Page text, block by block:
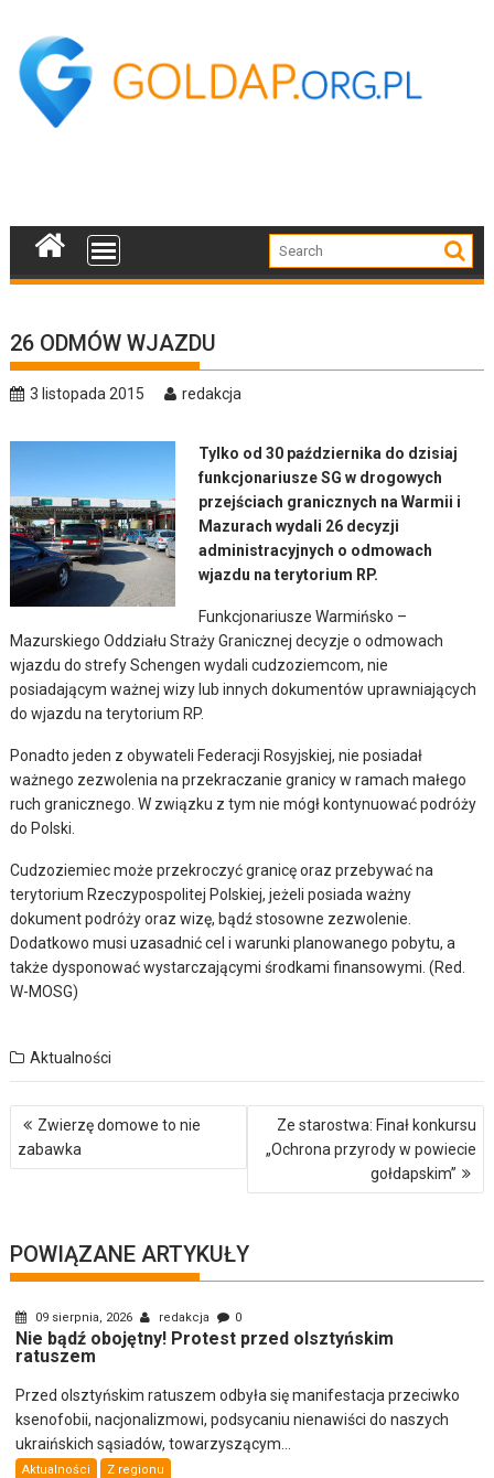
content
26 ODMÓW WJAZDU
3 listopada 2015 redakcja
Tylko od 30 października do dzisiaj
funkcjonariusze SG w drogowych
przejściach granicznych na Warmii i
Mazurach wydali 26 decyzji
administracyjnych o odmowach
wjazdu na terytorium RP.
Funkcjonariusze Warmińsko –
Mazurskiego Oddziału Straży Granicznej decyzje o odmowach
wjazdu do strefy Schengen wydali cudzoziemcom, nie
posiadającym ważnej wizy lub innych dokumentów uprawniających
do wjazdu na terytorium RP.
Ponadto jeden z obywateli Federacji Rosyjskiej, nie posiadał
ważnego zezwolenia na przekraczanie granicy w ramach małego
ruch granicznego. W związku z tym nie mógł kontynuować podróży
do Polski.
Cudzoziemiec może przekroczyć granicę oraz przebywać na
terytorium Rzeczypospolitej Polskiej, jeżeli posiada ważny
dokument podróży oraz wizę, bądź stosowne zezwolenie.
Dodatkowo musi uzasadnić cel i warunki planowanego pobytu, a
także dysponować wystarczającymi środkami finansowymi. (Red.
W-MOSG)
Aktualności
Nawigacja
wpisu
Zwierzę domowe to nie
zabawka
Ze starostwa: Finał konkursu
„Ochrona przyrody w powiecie
gołdapskim”
POWIĄZANE ARTYKUŁY
09 sierpnia, 2026 redakcja 0
Nie bądź obojętny! Protest przed olsztyńskim
ratuszem
Przed olsztyńskim ratuszem odbyła się manifestacja przeciwko
ksenofobii, nacjonalizmowi, podsycaniu nienawiści do naszych
ukraińskich sąsiadów, towarzyszącym...
Aktualności Z regionu